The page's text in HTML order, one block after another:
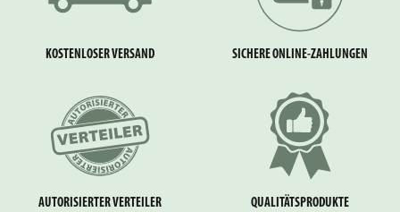
KOSTENLOSER VERSAND SICHERE ONLINE-ZAHLUNGEN
AUTORISIERTER VERTEILER QUALITÄTSPRODUKTE